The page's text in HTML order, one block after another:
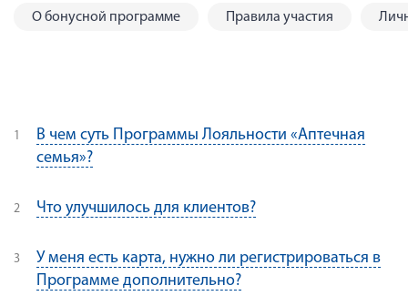
О бонусной программе Правила участия
В чем суть Программы Лояльности «Аптечная
семья»?
Что улучшилось для клиентов?
У меня есть карта, нужно ли регистрироваться в
Программе дополнительно?